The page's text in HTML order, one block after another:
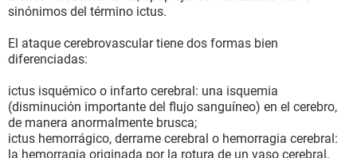
sinónimos del término ictus.
El ataque cerebrovascular tiene dos formas bien
diferenciadas:
ictus isquémico o infarto cerebral: una isquemia
(disminución importante del flujo sanguíneo) en el cerebro,
de manera anormalmente brusca;
ictus hemorrágico, derrame cerebral o hemorragia cerebral:
la hemorragia originada por la rotura de un vaso cerebral.